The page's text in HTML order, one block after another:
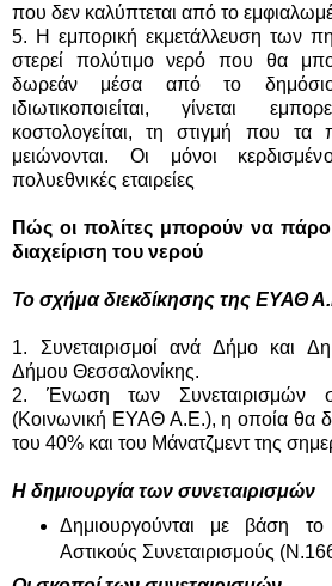
που δεν καλύπτεται από το
5. Η εμπορική εκμετάλλευση των
στερεί πολύτιμο νερό που θα
δωρεάν μέσα από το
ιδιωτικοποιείται, γίνεται
κοστολογείται, τη στιγμή που τα
μειώνονται. Οι μόνοι
πολυεθνικές εταιρείες
Πώς οι πολίτες μπορούν να
διαχείριση του νερού
Το σχήμα διεκδίκησης της ΕΥΑΘ
1. Συνεταιρισμοί ανά Δήμο και
Δήμου Θεσσαλονίκης.
2. Ένωση των Συνεταιρισμών
(Κοινωνική ΕΥΑΘ Α.Ε.), η οποία θα
του 40% και του Μάνατζμεντ της
Η δημιουργία των συνεταιρισμών
Δημιουργούνται με βάση
Αστικούς Συνεταιρισμούς